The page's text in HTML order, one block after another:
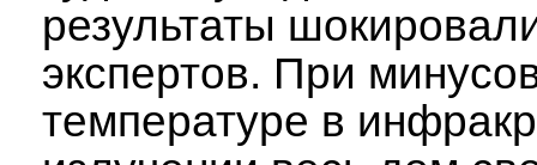
результаты
экспертов. При
температуре в